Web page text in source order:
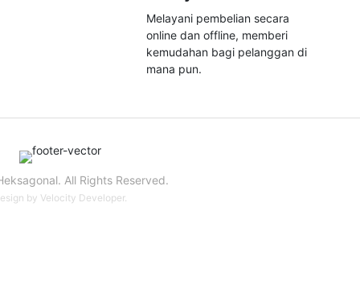
Melayani pembelian secara
online dan offline, memberi
kemudahan bagi pelanggan di
mana pun.
All Rights Reserved.
by Velocity Developer.